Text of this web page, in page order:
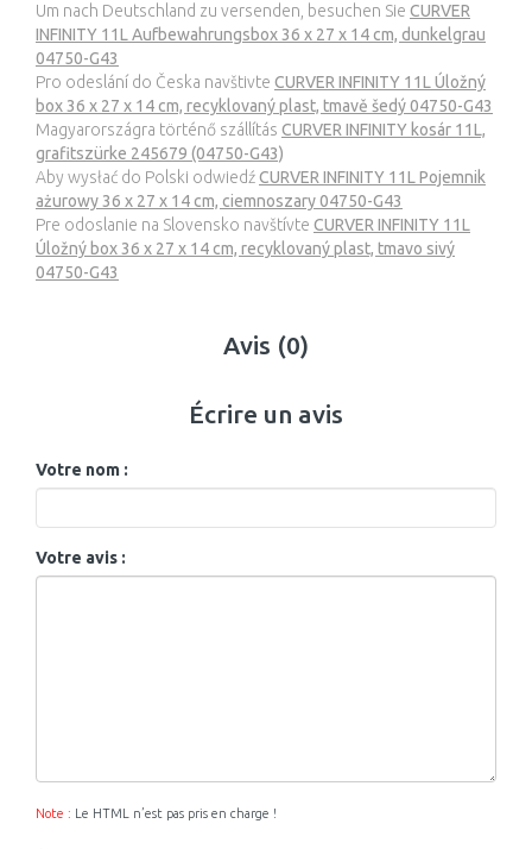
Um nach Deutschland zu versenden, besuchen Sie CURVER
INFINITY 11L Aufbewahrungsbox 36 x 27 x 14 cm, dunkelgrau
04750-G43
Pro odeslání do Česka navštivte CURVER INFINITY 11L Úložný
box 36 x 27 x 14 cm, recyklovaný plast, tmavě šedý 04750-G43
Magyarországra történő szállítás CURVER INFINITY kosár 11L,
grafitszürke 245679 (04750-G43)
Aby wysłać do Polski odwiedźCURVER INFINITY 11L Pojemnik
ażurowy 36 x 27 x 14 cm, ciemnoszary 04750-G43
Pre odoslanie na Slovensko navštívte CURVER INFINITY 11L
Úložný box 36 x 27 x 14 cm, recyklovaný plast, tmavo sivý
04750-G43
Avis (0)
Écrire un avis
Votre nom :
Votre avis :
Note : Le HTML n’est pas pris en charge !